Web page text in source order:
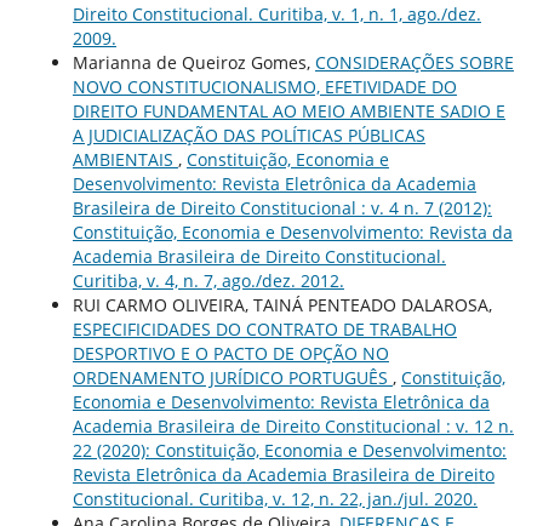
Direito Constitucional. Curitiba, v. 1, n. 1, ago./dez.
2009.
Marianna de Queiroz Gomes, CONSIDERAÇÕES SOBRE
NOVO CONSTITUCIONALISMO, EFETIVIDADE DO
DIREITO FUNDAMENTAL AO MEIO AMBIENTE SADIO E
A JUDICIALIZAÇÃO DAS POLÍTICAS PÚBLICAS
AMBIENTAIS , Constituição, Economia e
Desenvolvimento: Revista Eletrônica da Academia
Brasileira de Direito Constitucional : v. 4 n. 7 (2012):
Constituição, Economia e Desenvolvimento: Revista da
Academia Brasileira de Direito Constitucional.
Curitiba, v. 4, n. 7, ago./dez. 2012.
RUI CARMO OLIVEIRA, TAINÁ PENTEADO DALAROSA,
ESPECIFICIDADES DO CONTRATO DE TRABALHO
DESPORTIVO E O PACTO DE OPÇÃO NO
ORDENAMENTO JURÍDICO PORTUGUÊS , Constituição,
Economia e Desenvolvimento: Revista Eletrônica da
Academia Brasileira de Direito Constitucional : v. 12 n.
22 (2020): Constituição, Economia e Desenvolvimento:
Revista Eletrônica da Academia Brasileira de Direito
Constitucional. Curitiba, v. 12, n. 22, jan./jul. 2020.